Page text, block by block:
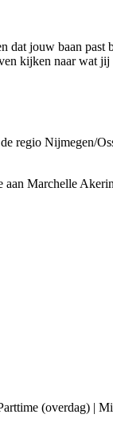
jouw baan past
kijken naar wat
regio Nijmegen/
Marchelle
(overdag) |